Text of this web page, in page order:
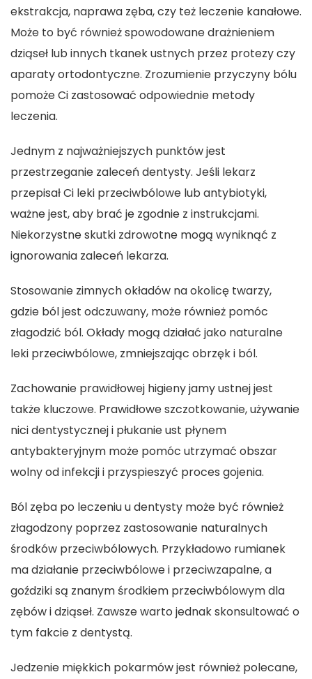
ekstrakcja, naprawa zęba, czy też leczenie kanałowe.
Może to być również spowodowane drażnieniem
dziąseł lub innych tkanek ustnych przez protezy czy
aparaty ortodontyczne. Zrozumienie przyczyny bólu
pomoże Ci zastosować odpowiednie metody
leczenia.
Jednym z najważniejszych punktów jest
przestrzeganie zaleceń dentysty. Jeśli lekarz
przepisał Ci leki przeciwbólowe lub antybiotyki,
ważne jest, aby brać je zgodnie z instrukcjami.
Niekorzystne skutki zdrowotne mogą wyniknąć z
ignorowania zaleceń lekarza.
Stosowanie zimnych okładów na okolicę twarzy,
gdzie ból jest odczuwany, może również pomóc
złagodzić ból. Okłady mogą działać jako naturalne
leki przeciwbólowe, zmniejszając obrzęk i ból.
Zachowanie prawidłowej higieny jamy ustnej jest
także kluczowe. Prawidłowe szczotkowanie, używanie
nici dentystycznej i płukanie ust płynem
antybakteryjnym może pomóc utrzymać obszar
wolny od infekcji i przyspieszyć proces gojenia.
Ból zęba po leczeniuu dentysty może być również
złagodzony poprzez zastosowanie naturalnych
środków przeciwbólowych. Przykładowo rumianek
ma działanie przeciwbólowe i przeciwzapalne, a
goździki są znanym środkiem przeciwbólowym dla
zębów i dziąseł. Zawsze warto jednak skonsultować o
tym fakcie z dentystą.
Jedzenie miękkich pokarmów jest również polecane,